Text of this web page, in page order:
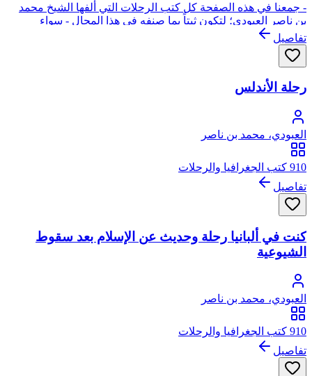
- جمعنا في هذه الصفحة كل كتب الرحلات التي ألفها الشيخ محمد
بن ناصر العبودي؛ لتكون ثبتاً بما صنفه في هذا المجال - سواء
المطبوعة أو التي مازالت تحت الطبع - على أن نضع ما نحصل عليه
من هذه السلسلة تباعاً إن شاء الله، فتابعونا... - ملاحظة: عند الضغط
على الكتب التي لم ترفع حتى الآن ستفتح لك صفحة فارغة في
تفاصيل
رحلة الأندلس
العبودي، محمد بن ناصر
910 كتب الجغرافيا والرحلات
تفاصيل
كنت في ألبانيا رحلة وحديث عن الإسلام بعد سقوط
الشيوعية
العبودي، محمد بن ناصر
910 كتب الجغرافيا والرحلات
تفاصيل